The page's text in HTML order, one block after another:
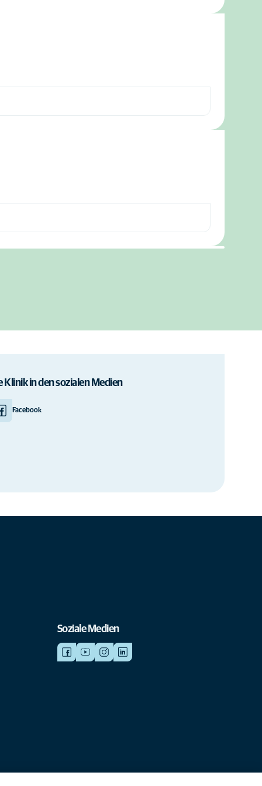
Klinik in den sozialen Medien
Facebook
Soziale Medien